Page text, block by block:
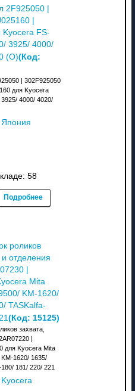
2F925050 |
|
FS-
3925/ 4000/
(О)(Код:
| 302F925050
для Kyocera
4000/ 4020/
Япония
58
Подробнее
роликов
и отделения
|
Mita
KM-1620/
TASKalfa-
(Код: 15125)
захвата,
|
для Kyocera Mita
1620/ 1635/
181/ 220/ 221
Kyocera